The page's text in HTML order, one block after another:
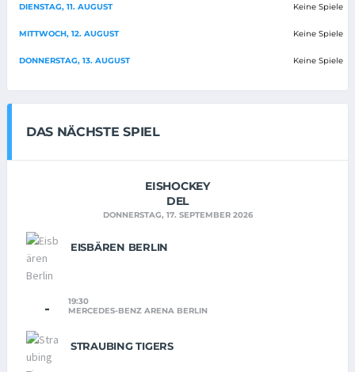
DIENSTAG, 11. AUGUST Keine Spiele
MITTWOCH, 12. AUGUST Keine Spiele
DONNERSTAG, 13. AUGUST Keine Spiele
DAS NÄCHSTE SPIEL
EISHOCKEY
DEL
DONNERSTAG, 17. SEPTEMBER 2026
EISBÄREN BERLIN
-
19:30
MERCEDES-BENZ ARENA BERLIN
STRAUBING TIGERS